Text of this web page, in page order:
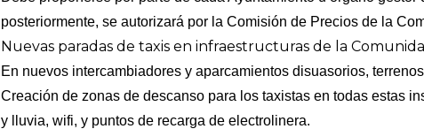
posteriormente, se autorizará por la Comisión de Precios de la
Nuevas paradas de taxis en infraestructuras de la
En nuevos intercambiadores y aparcamientos disuasorios,
Creación de zonas de descanso para los taxistas en todas estas
y lluvia, wifi, y puntos de recarga de electrolinera.